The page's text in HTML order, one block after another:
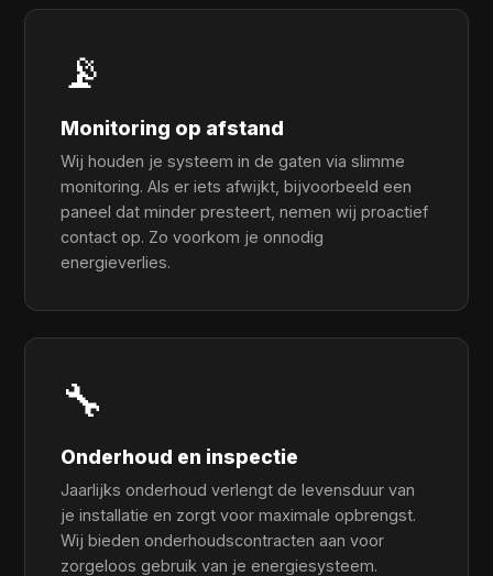
📡
Monitoring op afstand
Wij houden je systeem in de gaten via slimme
monitoring. Als er iets afwijkt, bijvoorbeeld een
paneel dat minder presteert, nemen wij proactief
contact op. Zo voorkom je onnodig
energieverlies.
🔧
Onderhoud en inspectie
Jaarlijks onderhoud verlengt de levensduur van
je installatie en zorgt voor maximale opbrengst.
Wij bieden onderhoudscontracten aan voor
zorgeloos gebruik van je energiesysteem.